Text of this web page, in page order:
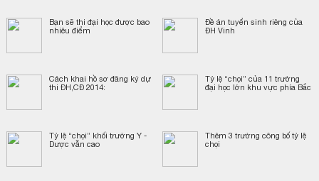
Bạn sẽ thi đại học được bao
nhiêu điểm
Đề án tuyển sinh riêng của
ĐH Vinh
Cách khai hồ sơ đăng ký dự
thi ĐH,CĐ 2014:
Tỷ lệ “chọi” của 11 trường
đại học lớn khu vực phía Bắc
Tỷ lệ “chọi” khối trường Y -
Dược vẫn cao
Thêm 3 trường công bố tỷ lệ
chọi